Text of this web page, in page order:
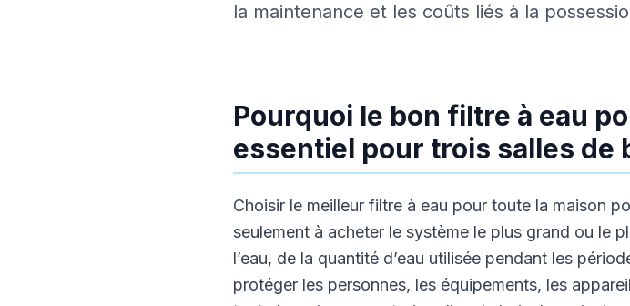
la maintenance et les coûts liés à la
Pourquoi le bon filtre à eau
essentiel pour trois salles de
Choisir le meilleur filtre à eau pour toute la maison
seulement à acheter le système le plus grand ou le
l’eau, de la quantité d’eau utilisée pendant les
protéger les personnes, les équipements, les